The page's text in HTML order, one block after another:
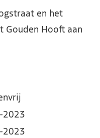
en het
Gouden Hooft aan
2023
2023